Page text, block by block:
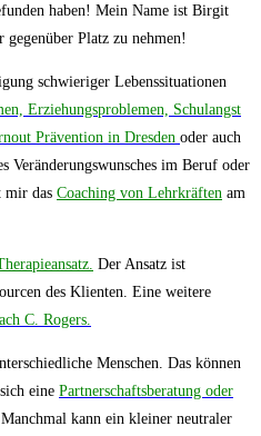
haben! Mein Name ist Birgit
Platz zu nehmen!
schwieriger Lebenssituationen
Erziehungsproblemen, Schulangst
Prävention in Dresden oder auch
Veränderungswunsches im Beruf oder
mir das Coaching von Lehrkräften am
Der Ansatz ist
des Klienten. Eine weitere
C. Rogers.
Menschen. Das können
eine Partnerschaftsberatung oder
kann ein kleiner neutraler